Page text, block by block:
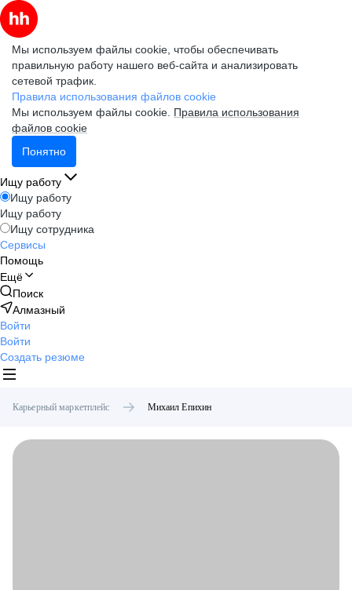
Мы используем файлы cookie, чтобы обеспечивать
правильную работу нашего веб-сайта и анализировать
сетевой трафик.
Правила использования файлов cookie
Мы используем файлы cookie. Правила использования
файлов cookie
Понятно
Ищу работу
Ищу работу
Ищу работу
Ищу сотрудника
Сервисы
Помощь
Ещё
Поиск
Алмазный
Войти
Войти
Создать резюме
Карьерный маркетплейс Михаил Епихин